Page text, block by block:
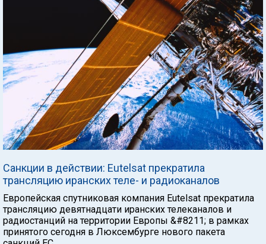
Санкции в действии: Eutelsat прекратила
трансляцию иранских теле- и радиоканалов
Европейская спутниковая компания Eutelsat прекратила
трансляцию девятнадцати иранских телеканалов и
радиостанций на территории Европы &#8211; в рамках
принятого сегодня в Люксембурге нового пакета